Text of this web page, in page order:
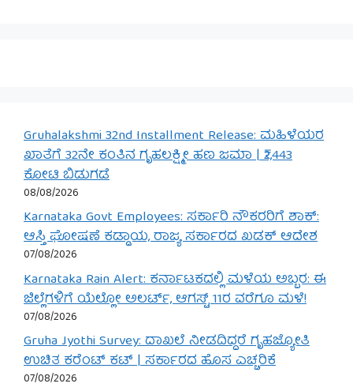
Gruhalakshmi 32nd Installment Release: ಮಹಿಳೆಯರ
ಖಾತೆಗೆ 32ನೇ ಕಂತಿನ ಗೃಹಲಕ್ಷ್ಮೀ ಹಣ ಜಮಾ | ₹2,443
ಕೋಟಿ ಬಿಡುಗಡೆ
08/08/2026
Karnataka Govt Employees: ಸರ್ಕಾರಿ ನೌಕರರಿಗೆ ಶಾಕ್:
ಆಸ್ತಿ ಘೋಷಣೆ ಕಡ್ಡಾಯ, ರಾಜ್ಯ ಸರ್ಕಾರದ ಖಡಕ್ ಆದೇಶ
07/08/2026
Karnataka Rain Alert: ಕರ್ನಾಟಕದಲ್ಲಿ ಮಳೆಯ ಅಬ್ಬರ: ಈ
ಜಿಲ್ಲೆಗಳಿಗೆ ಯೆಲ್ಲೋ ಅಲರ್ಟ್, ಆಗಸ್ಟ್ 11ರ ವರೆಗೂ ಮಳೆ!
07/08/2026
Gruha Jyothi Survey: ದಾಖಲೆ ನೀಡದಿದ್ದರೆ ಗೃಹಜ್ಯೋತಿ
ಉಚಿತ ಕರೆಂಟ್ ಕಟ್ | ಸರ್ಕಾರದ ಹೊಸ ಎಚ್ಚರಿಕೆ
07/08/2026